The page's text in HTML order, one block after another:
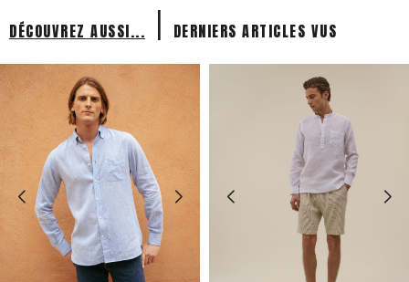
DÉCOUVREZ AUSSI... | DERNIERS ARTICLES VUS